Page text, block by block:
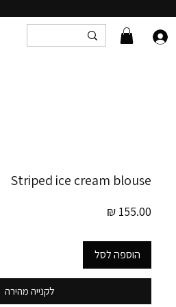
Striped ice cream blouse
הוספה לסל
לקנייה מהירה